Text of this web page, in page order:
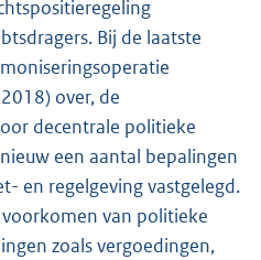
Bij de laatste
over, de
decentrale politieke
een aantal bepalingen
en regelgeving vastgelegd.
van politieke
zoals vergoedingen,